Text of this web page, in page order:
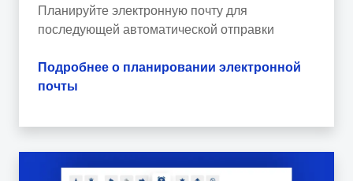
Планируйте электронную почту для
последующей автоматической отправки
Подробнее о планировании электронной
почты